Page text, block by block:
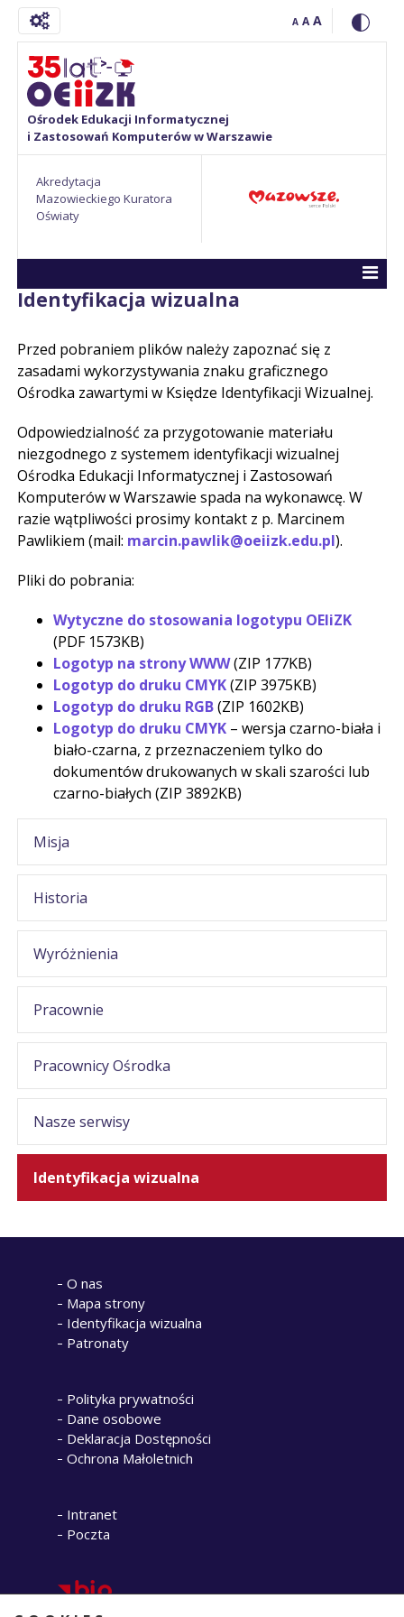
A A A
Ośrodek Edukacji Informatycznej
i Zastosowań Komputerów w Warszawie
Akredytacja
Mazowieckiego Kuratora
Oświaty
Identyfikacja wizualna
Przed pobraniem plików należy zapoznać się z
zasadami wykorzystywania znaku graficznego
Ośrodka zawartymi w Księdze Identyfikacji Wizualnej.
Odpowiedzialność za przygotowanie materiału
niezgodnego z systemem identyfikacji wizualnej
Ośrodka Edukacji Informatycznej i Zastosowań
Komputerów w Warszawie spada na wykonawcę. W
razie wątpliwości prosimy kontakt z p. Marcinem
Pawlikiem (mail: marcin.pawlik@oeiizk.edu.pl).
Pliki do pobrania:
Wytyczne do stosowania logotypu OEIiZK
(PDF 1573KB)
Logotyp na strony WWW(ZIP 177KB)
Logotyp do druku CMYK(ZIP 3975KB)
Logotyp do druku RGB(ZIP 1602KB)
Logotyp do druku CMYK – wersja czarno-biała i
biało-czarna, z przeznaczeniem tylko do
dokumentów drukowanych w skali szarości lub
czarno-białych (ZIP 3892KB)
Misja
Historia
Wyróżnienia
Pracownie
Pracownicy Ośrodka
Nasze serwisy
Identyfikacja wizualna
O nas
Mapa strony
Identyfikacja wizualna
Patronaty
Polityka prywatności
Dane osobowe
Deklaracja Dostępności
Ochrona Małoletnich
Intranet
Poczta